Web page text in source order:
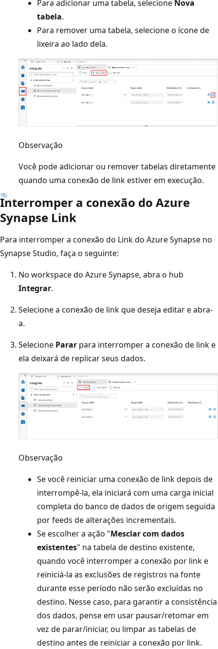
Para adicionar uma tabela, selecione Nova
tabela.
Para remover uma tabela, selecione o ícone de
lixeira ao lado dela.
Observação
Você pode adicionar ou remover tabelas diretamente
quando uma conexão de link estiver em execução.
Interromper a conexão do Azure
Synapse Link
Para interromper a conexão do Link do Azure Synapse no
Synapse Studio, faça o seguinte:
No workspace do Azure Synapse, abra o hub
Integrar.
Selecione a conexão de link que deseja editar e abra-
a.
Selecione Parar para interromper a conexão de link e
ela deixará de replicar seus dados.
Observação
Se você reiniciar uma conexão de link depois de
interrompê-la, ela iniciará com uma carga inicial
completa do banco de dados de origem seguida
por feeds de alterações incrementais.
Se escolher a ação "Mesclar com dados
existentes" na tabela de destino existente,
quando você interromper a conexão por link e
reiniciá-la as exclusões de registros na fonte
durante esse período não serão excluídas no
destino. Nesse caso, para garantir a consistência
dos dados, pense em usar pausar/retomar em
vez de parar/iniciar, ou limpar as tabelas de
destino antes de reiniciar a conexão por link.